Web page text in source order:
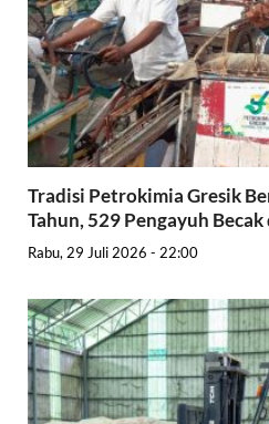
Tradisi Petrokimia Gresik
Tahun, 529 Pengayuh
Rabu, 29 Juli 2026 - 22:00